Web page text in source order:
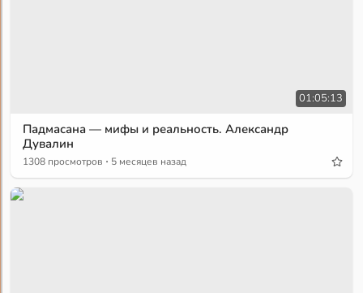
01:05:13
Падмасана — мифы и реальность. Александр
Дувалин
1308 просмотров · 5 месяцев назад